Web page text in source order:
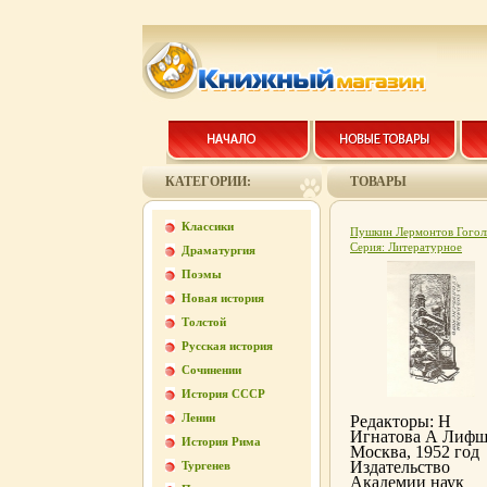
КАТЕГОРИИ:
Классики
Драматургия
Поэмы
Новая история
Толстой
Русская история
Сочинении
История СССР
Ленин
История Рима
Тургенев
ТОВАРЫ
Пушкин Лермонтов
Серия: Литературное
наследство инфо 9334k.
Редакторы: Н
Игнатова А
Москва, 1952 год
Издательство
Академии наук